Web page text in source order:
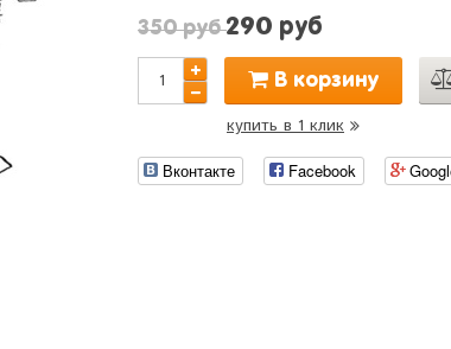
350 руб290 руб
В корзину
купить в 1 клик
Вконтакте Facebook